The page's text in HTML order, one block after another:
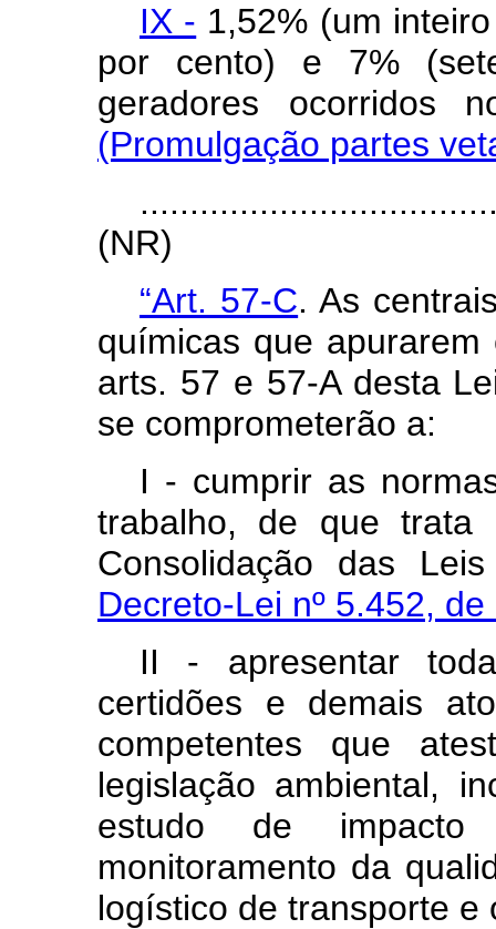
IX - 1,52% (um
por cento) e 7%
geradores
(Promulgação partes
(NR)
“Art. 57-C. As
químicas que
arts. 57 e 57-A desta
se comprometerão a:
I - cumprir as
trabalho, de que
Consolidação das
Decreto-Lei nº 5.452,
II - apresentar
certidões e demais
competentes que
legislação ambiental,
estudo de
monitoramento da
logístico de transporte e